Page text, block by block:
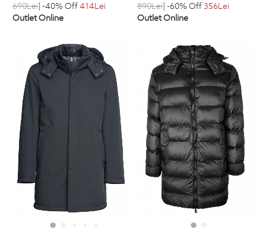
690Lei| -40% Off414Lei
Outlet Online
890Lei| -60% Off356Lei
Outlet Online